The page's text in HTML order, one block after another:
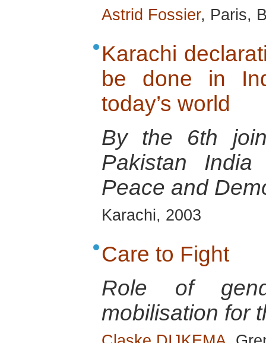
Astrid Fossier, Paris,
Karachi
be done in
today’s world
By the 6th
Pakistan India
Peace and
Karachi, 2003
Care to Fight
Role of
mobilisation for